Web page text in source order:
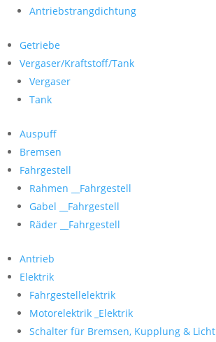
Antriebstrangdichtung
Getriebe
Vergaser/Kraftstoff/Tank
Vergaser
Tank
Auspuff
Bremsen
Fahrgestell
Rahmen __Fahrgestell
Gabel __Fahrgestell
Räder __Fahrgestell
Antrieb
Elektrik
Fahrgestellelektrik
Motorelektrik _Elektrik
Schalter für Bremsen, Kupplung & Licht